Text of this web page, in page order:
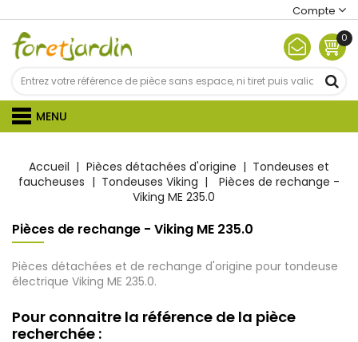
Compte
0
MENU
Accueil Pièces détachées d'origine
Tondeuses et
faucheuses
Tondeuses Viking
Pièces de rechange -
Viking ME 235.0
Pièces de rechange - Viking ME 235.0
Pièces détachées et de rechange d'origine pour tondeuse
électrique Viking ME 235.0.
Pour connaitre la référence de la pièce
recherchée :